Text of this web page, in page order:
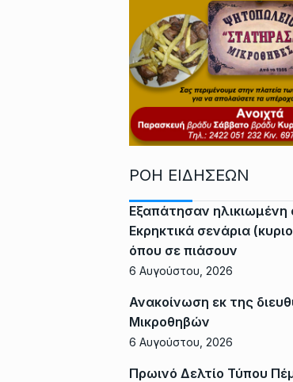
ΡΟΗ ΕΙΔΗΣΕΩΝ
Εξαπάτησαν
Εκρηκτικά σενάρια
όπου σε πιάσουν
6 Αυγούστου, 2026
Ανακοίνωση εκ της
Μικροθηβών
6 Αυγούστου, 2026
Πρωινό Δελτίο Τύπου